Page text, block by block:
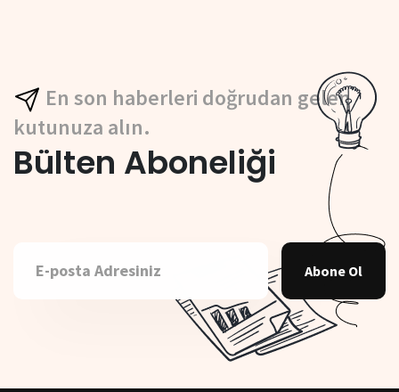
En son haberleri doğrudan gelen
kutunuza alın.
Bülten Aboneliği
Abone Ol